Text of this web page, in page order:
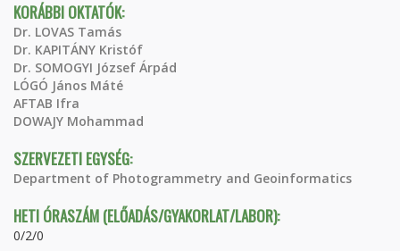
KORÁBBI OKTATÓK:
Dr. LOVAS Tamás
Dr. KAPITÁNY Kristóf
Dr. SOMOGYI József Árpád
LÓGÓ János Máté
AFTAB Ifra
DOWAJY Mohammad
SZERVEZETI EGYSÉG:
Department of Photogrammetry and Geoinformatics
HETI ÓRASZÁM (ELŐADÁS/GYAKORLAT/LABOR):
0/2/0